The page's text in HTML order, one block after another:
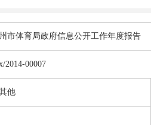
市体育局政府信息公开工作年度报告
2014-00007
他